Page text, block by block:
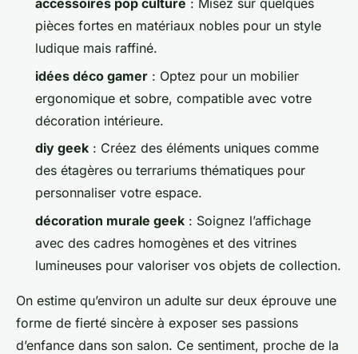
accessoires pop culture : Misez sur quelques
pièces fortes en matériaux nobles pour un style
ludique mais raffiné.
idées déco gamer : Optez pour un mobilier
ergonomique et sobre, compatible avec votre
décoration intérieure.
diy geek : Créez des éléments uniques comme
des étagères ou terrariums thématiques pour
personnaliser votre espace.
décoration murale geek : Soignez l’affichage
avec des cadres homogènes et des vitrines
lumineuses pour valoriser vos objets de collection.
On estime qu’environ un adulte sur deux éprouve une
forme de fierté sincère à exposer ses passions
d’enfance dans son salon. Ce sentiment, proche de la